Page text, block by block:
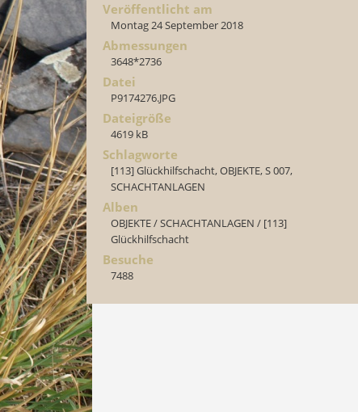
Veröffentlicht am
Montag 24 September 2018
Abmessungen
3648*2736
Datei
P9174276.JPG
Dateigröße
4619 kB
Schlagworte
[113] Glückhilfschacht,OBJEKTE,S 007,
SCHACHTANLAGEN
Alben
OBJEKTE/SCHACHTANLAGEN / [113]
Glückhilfschacht
Besuche
7488